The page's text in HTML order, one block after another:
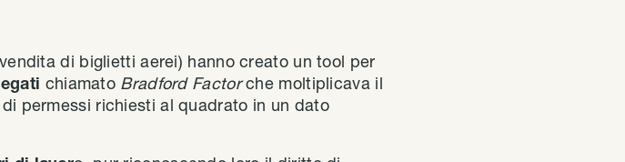
di biglietti aerei) hanno creato un tool per
chiamato Bradford Factorche moltiplicava il
permessi richiesti al quadrato in un dato